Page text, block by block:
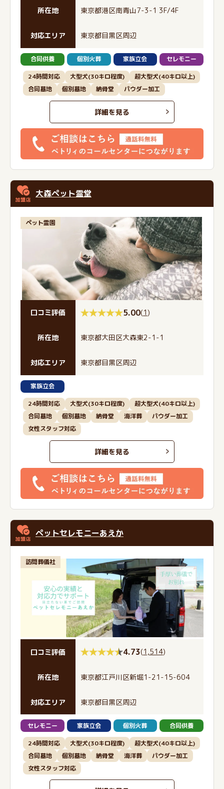
所在地 東京都港区南青山7-3-1 3F/4F
対応エリア 東京都目黒区周辺
合同供養 個別火葬 家族立会 セレモニー
24時間対応 大型犬(30キロ程度)
超大型犬(40キロ以上)
合同墓地
個別墓地 納骨堂 パウダー加工
詳細を見る
大森ペット霊堂
ペット霊園
口コミ評価 5.00(1)
所在地 東京都大田区大森東2-1-1
対応エリア 東京都目黒区周辺
家族立会
24時間対応 大型犬(30キロ程度)
超大型犬(40キロ以上)
合同墓地
個別墓地 納骨堂 海洋葬
パウダー加工
女性スタッフ対応
詳細を見る
ペットセレモニーあえか
訪問葬儀社
口コミ評価 4.73(1,514)
所在地 東京都江戸川区新堀1-21-15-604
対応エリア 東京都目黒区周辺
セレモニー 家族立会 個別火葬 合同供養
24時間対応 大型犬(30キロ程度)
超大型犬(40キロ以上)
合同墓地
個別墓地 納骨堂 海洋葬
パウダー加工
女性スタッフ対応